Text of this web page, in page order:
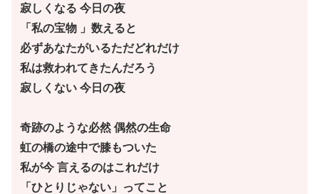
寂しくなる 今日の夜
「私の宝物 」数えると
必ずあなたがいるただどれだけ
私は救われてきたんだろう
寂しくない 今日の夜
奇跡のような必然 偶然の生命
虹の橋の途中で膝もついた
私が今 言えるのはこれだけ
「ひとりじゃない」ってこと